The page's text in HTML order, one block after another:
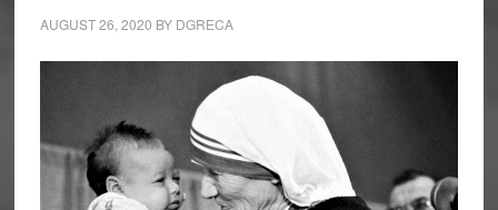
AUGUST 26, 2020 BY DGRECA